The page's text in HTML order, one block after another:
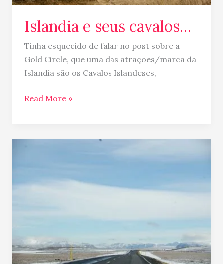
Islandia e seus cavalos…
Tinha esquecido de falar no post sobre a
Gold Circle, que uma das atrações/marca da
Islandia são os Cavalos Islandeses,
Read More »
/